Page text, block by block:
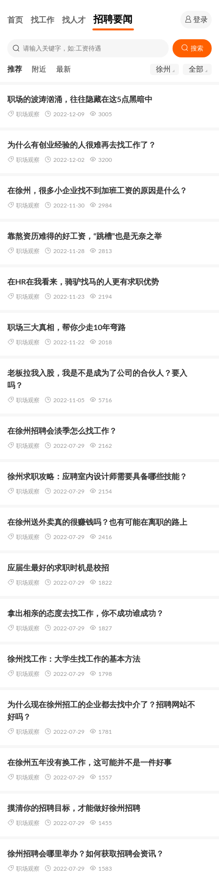
首页 找工作 找人才 招聘要闻 登录
搜索
推荐 附近 最新 徐州 全部
职场的波涛汹涌，往往隐藏在这5点黑暗中
职场观察 2022-12-09 3005
为什么有创业经验的人很难再去找工作了？
职场观察 2022-12-02 3200
在徐州，很多小企业找不到加班工资的原因是什么？
职场观察 2022-11-30 2984
靠熬资历难得的好工资，“跳槽”也是无奈之举
职场观察 2022-11-28 2813
在HR在我看来，骑驴找马的人更有求职优势
职场观察 2022-11-23 2194
职场三大真相，帮你少走10年弯路
职场观察 2022-11-22 2018
老板拉我入股，我是不是成为了公司的合伙人？要入
吗？
职场观察 2022-11-05 5716
在徐州招聘会淡季怎么找工作？
职场观察 2022-07-29 2162
徐州求职攻略：应聘室内设计师需要具备哪些技能？
职场观察 2022-07-29 2154
在徐州送外卖真的很赚钱吗？也有可能在离职的路上
职场观察 2022-07-29 2416
应届生最好的求职时机是校招
职场观察 2022-07-29 1822
拿出相亲的态度去找工作，你不成功谁成功？
职场观察 2022-07-29 1827
徐州找工作：大学生找工作的基本方法
职场观察 2022-07-29 1798
为什么现在徐州招工的企业都去找中介了？招聘网站不
好吗？
职场观察 2022-07-29 1781
在徐州五年没有换工作，这可能并不是一件好事
职场观察 2022-07-29 1557
摸清你的招聘目标，才能做好徐州招聘
职场观察 2022-07-29 1455
徐州招聘会哪里举办？如何获取招聘会资讯？
职场观察 2022-07-29 1583